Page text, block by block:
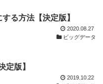
る方法【決定版】
2020.08.27
ビッグデータ
定版】
2019.10.22